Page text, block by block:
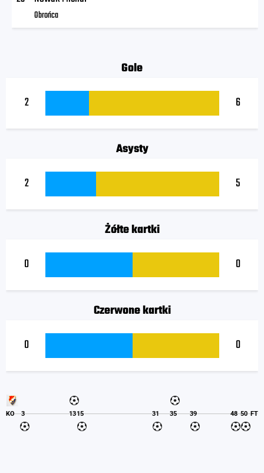
Obrońca
Gole
2
6
Asysty
2
5
Żółte kartki
0
0
Czerwone kartki
0
0
KO 3 1315 31 35 39 48 50 FT